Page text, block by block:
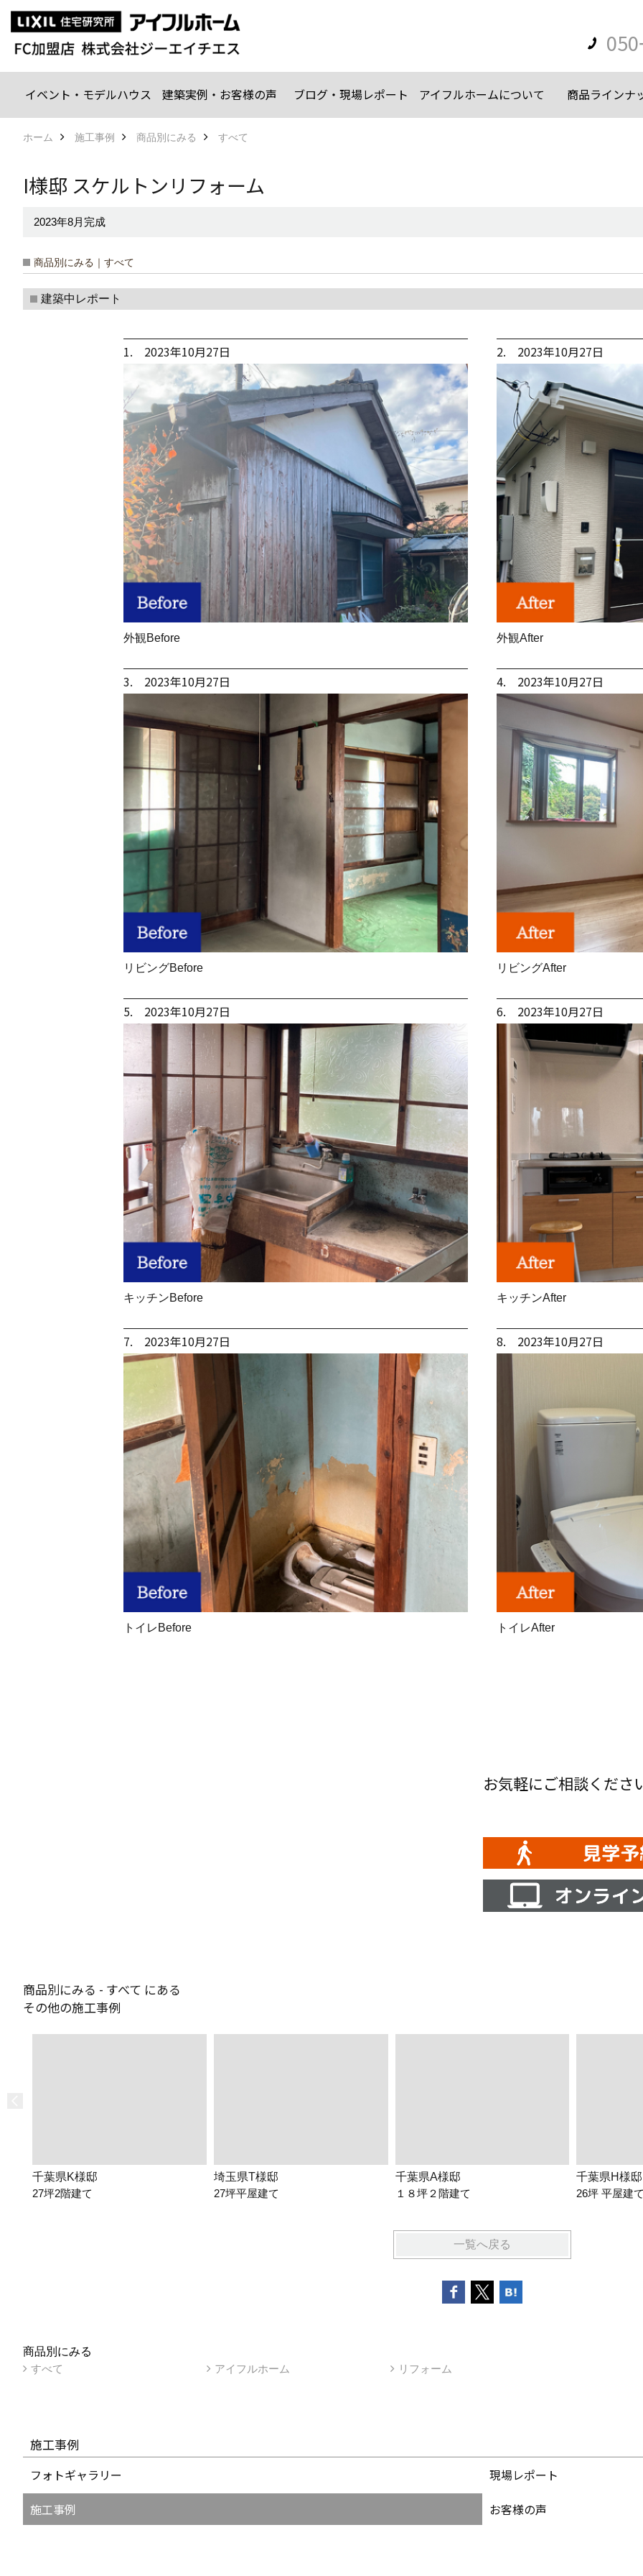
イベント・モデルハウス 建築実例・お客様の声 ブログ・現場レポート アイフルホームについて 商品ラインナ
ホーム 施工事例 商品別にみる すべて
I様邸 スケルトンリフォーム
2023年8月完成
商品別にみる｜すべて
建築中レポート
1. 2023年10月27日
外観Before
2. 2023年10月27日
外観After
3. 2023年10月27日
リビングBefore
4. 2023年10月27日
リビングAfter
5. 2023年10月27日
キッチンBefore
6. 2023年10月27日
キッチンAfter
7. 2023年10月27日
トイレBefore
8. 2023年10月27日
トイレAfter
お気軽にご相談くださ
商品別にみる - すべて にある
その他の施工事例
千葉県K様邸
27坪2階建て
埼玉県T様邸
27坪平屋建て
千葉県A様邸
１８坪２階建て
千葉県H様邸
26坪 平屋建
一覧へ戻る
商品別にみる
すべて
アイフルホーム リフォーム
施工事例
フォトギャラリー
現場レポート
施工事例
お客様の声